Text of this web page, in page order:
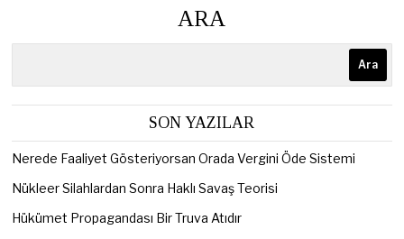
ARA
Ara
SON YAZILAR
Nerede Faaliyet Gösteriyorsan Orada Vergini Öde Sistemi
Nükleer Silahlardan Sonra Haklı Savaş Teorisi
Hükümet Propagandası Bir Truva Atıdır